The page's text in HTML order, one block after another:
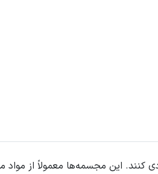
کنند. این مجسمه‌ها معمولاً از